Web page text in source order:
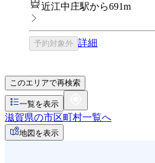
近江中庄駅から691m
予約対象外 詳細
このエリアで再検索
一覧を表示
滋賀県の市区町村一覧へ
地図を表示